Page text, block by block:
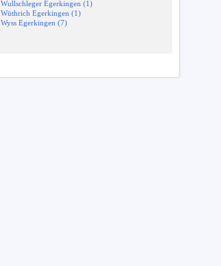
Wullschleger Egerkingen (1)
Wüthrich Egerkingen (1)
Wyss Egerkingen (7)